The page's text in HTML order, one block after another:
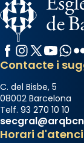
Manuel
italianitzant;
pontifici,
duració
processó
del temple
Des de
diablesses
gran a
Facebook
Instagram
X / Twitter
Contacte i
C. del Bisbe, 5
08002 Barcelona
Telf. 93 270 10 10
Horari